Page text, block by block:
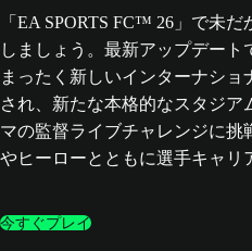
「EA SPORTS FC™ 26」で未
しましょう。最新アップデート
まったく新しいインターナショ
され、新たな本格的なスタジ
マの監督ライブチャレンジに挑
やヒーローとともに選手キャリ
今すぐプレイ